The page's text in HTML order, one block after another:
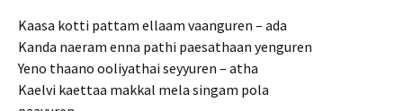
Kaasa kotti pattam ellaam vaanguren – ada
Kanda naeram enna pathi paesathaan yenguren
Yeno thaano ooliyathai seyyuren – atha
Kaelvi kaettaa makkal mela singam pola